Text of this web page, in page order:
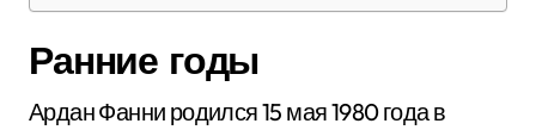
Ранние годы
Ардан Фанни родился 15 мая 1980 года в